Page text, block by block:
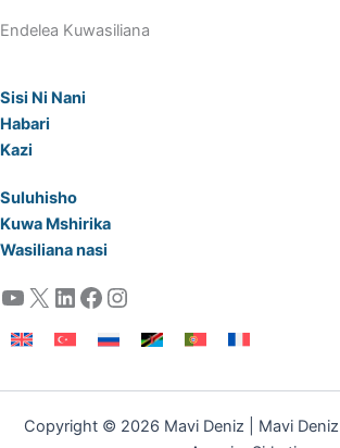
Endelea Kuwasiliana
Sisi Ni Nani
Habari
Kazi
Suluhisho
Kuwa Mshirika
Wasiliana nasi
YouTube X LinkedIn Facebook Instagram
Copyright © 2026 Mavi Deniz | Mavi